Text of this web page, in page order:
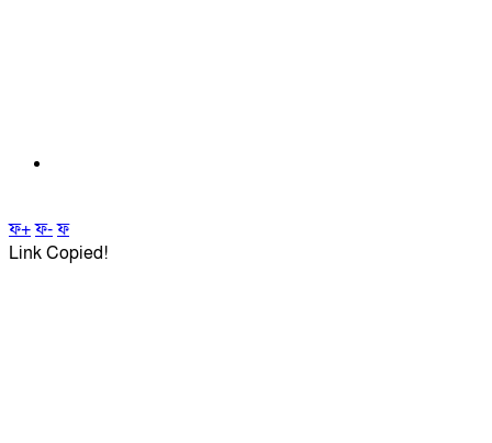
ফ+ফ-ফ
Link Copied!